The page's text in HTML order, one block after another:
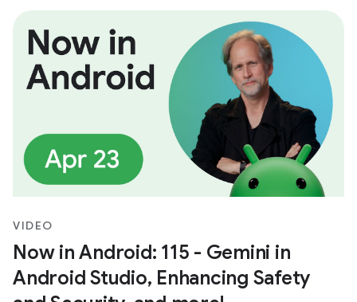
VIDEO
Now in Android: 115 - Gemini in
Android Studio, Enhancing Safety